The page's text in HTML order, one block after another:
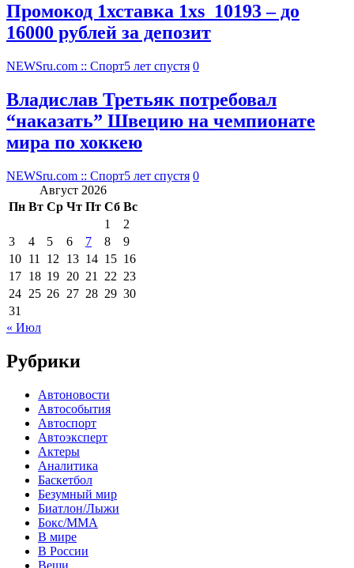
Промокод 1хставка 1xs_10193 – до
16000 рублей за депозит
NEWSru.com :: Спорт5 лет спустя 0
Владислав Третьяк потребовал
“наказать” Швецию на чемпионате
мира по хоккею
NEWSru.com :: Спорт5 лет спустя 0
Август 2026
Пн Вт Ср Чт Пт Сб Вс
1
2
3
4 5 6 7 8
9
10 11 12 13 14 15 16
17 18 19 20 21 22 23
24 25 26 27 28 29 30
31
« Июл
Рубрики
Автоновости
Автособытия
Автоспорт
Автоэксперт
Актеры
Аналитика
Баскетбол
Безумный мир
Биатлон/Лыжи
Бокс/MMA
В мире
В России
Вещи